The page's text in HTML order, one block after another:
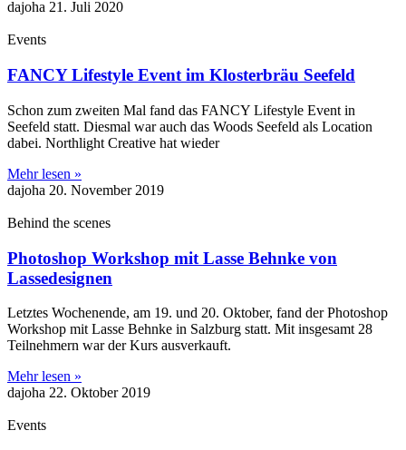
dajoha 21. Juli 2020
Events
FANCY Lifestyle Event im Klosterbräu Seefeld
Schon zum zweiten Mal fand das FANCY Lifestyle Event in
Seefeld statt. Diesmal war auch das Woods Seefeld als Location
dabei. Northlight Creative hat wieder
Mehr lesen »
dajoha 20. November 2019
Behind the scenes
Photoshop Workshop mit Lasse Behnke von
Lassedesignen
Letztes Wochenende, am 19. und 20. Oktober, fand der Photoshop
Workshop mit Lasse Behnke in Salzburg statt. Mit insgesamt 28
Teilnehmern war der Kurs ausverkauft.
Mehr lesen »
dajoha 22. Oktober 2019
Events